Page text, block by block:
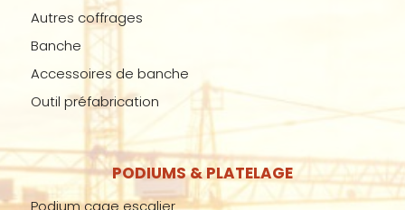
Autres coffrages
Banche
Accessoires de banche
Outil préfabrication
PODIUMS & PLATELAGE
Podium cage escalier